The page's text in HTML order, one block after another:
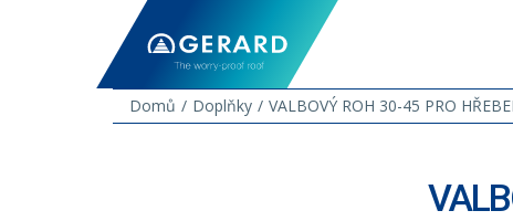
Domů
Doplňky VALBOVÝ ROH 30-45 PRO